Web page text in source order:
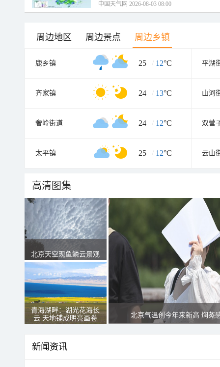
中国天气网 2026-08-03 08:00
周边地区 周边景点 周边乡镇
鹿乡镇 25 / 12°C 平湖
齐家镇 24 / 13°C 山河
奢岭街道 24 / 12°C
太平镇 25 / 12°C 云山
高清图集
北京天空现鱼鳞云景观
青海湖畔：湖光花海长
云 天地铺成明亮画卷
北京气温创今年来新高 焖蒸
新闻资讯